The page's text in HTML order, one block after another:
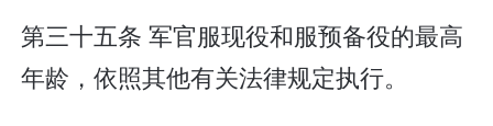
第三十五条 军官服现役和服预备役的最高
年龄，依照其他有关法律规定执行。